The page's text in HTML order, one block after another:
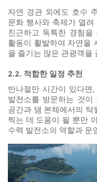
자연 경관 외에도 호수
문화 행사와 축제가 열
친근하고 독특한 경험을
활동이 활발하여 자연을
을 즐기는 많은 관광객을
2.2. 적합한 일정 추천
반나절만 시간이 있다
발전소를 방문하는 것이
공간과 댐 본체에서의 탁
찍는 데 도움이 될 뿐만
수력 발전소의 역할과 운